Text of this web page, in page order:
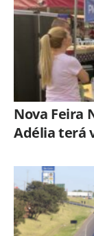
Nova Feira
Adélia terá